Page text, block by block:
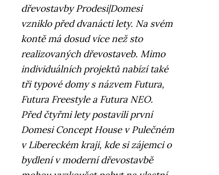
dřevostavby Prodesi|Domesi
vzniklo před dvanácti lety. Na svém
kontě má dosud více než sto
realizovaných dřevostaveb. Mimo
individuálních projektů nabízí také
tři typové domy s názvem Futura,
Futura Freestyle a Futura NEO.
Před čtyřmi lety postavili první
Domesi Concept House v Pulečném
v Libereckém kraji, kde si zájemci o
bydlení v moderní dřevostavbě